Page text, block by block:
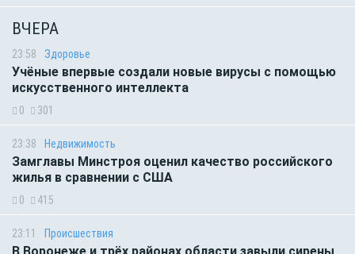
ВЧЕРА
23:58 Здоровье
Учёные впервые создали новые вирусы с помощью
искусственного интеллекта
0 301
23:38 Недвижимость
Замглавы Минстроя оценил качество российского
жилья в сравнении с США
0 415
23:11 Происшествия